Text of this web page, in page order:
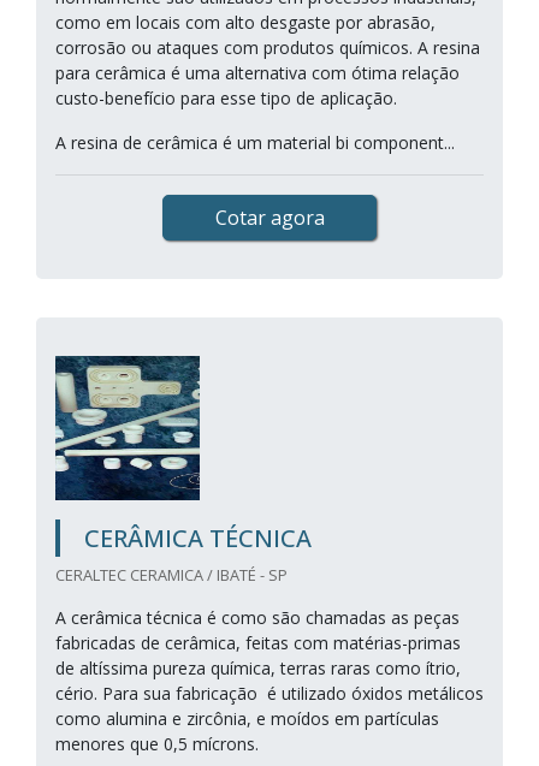
como em locais com alto desgaste por abrasão,
corrosão ou ataques com produtos químicos. A resina
para cerâmica é uma alternativa com ótima relação
custo-benefício para esse tipo de aplicação.
A resina de cerâmica é um material bi component...
Cotar agora
CERÂMICA TÉCNICA
CERALTEC CERAMICA / IBATÉ - SP
A cerâmica técnica é como são chamadas as peças
fabricadas de cerâmica, feitas com matérias-primas
de altíssima pureza química, terras raras como ítrio,
cério. Para sua fabricação é utilizado óxidos metálicos
como alumina e zircônia, e moídos em partículas
menores que 0,5 mícrons.